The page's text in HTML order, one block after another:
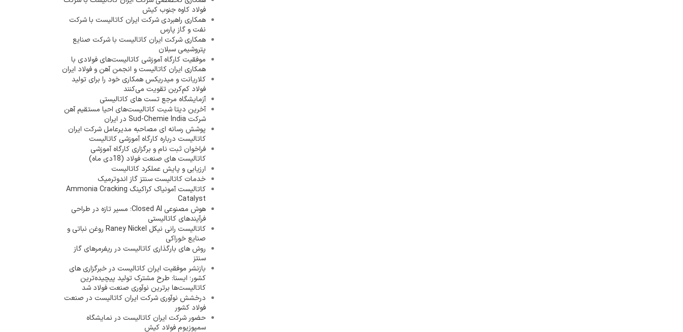
فولاد کاوه جنوب کیش
همکاری راهبردی شرکت ایران کاتالیست با شرکت
نفت و گاز پارس
همکاری شرکت ایران کاتالیست با شرکت صنایع
پتروشیمی سبلان
موفقیت کارگاه آموزشی کاتالیست‌های فولادی با
همکاری ایران کاتالیست و انجمن آهن و فولاد ایران
کلاریانت و میدریکس همکاری خود را برای تولید
فولاد کم‌کربن تقویت می‌کنند
آزمایشگاه مرجع تست های کاتالیستی
آخرین دیتا شیت کاتالیست‌های احیا مستقیم آهن
شرکت Sud-Chemie India در ایران
پوشش رسانه ای مصاحبه مدیرعامل شرکت ایران
کاتالیست درباره کارگاه آموزشی کاتالیست
فراخوان ثبت نام و برگزاری کارگاه آموزشی
کاتالیست های صنعت فولاد (18دی ماه)
ارزیابی و پایش عملکرد کاتالیست
خدمات کاتالیست سنتز گاز اندوترمیک
کاتالیست آمونیاک کراکینگ Ammonia Cracking
Catalyst
هوش مصنوعی Closed AI؛ مسیر تازه در طراحی
فرآیندهای کاتالیستی
کاتالیست رانی نیکل Raney Nickel روغن نباتی و
صنایع خوراکی
روش های بارگذاری کاتالیست در ریفرمرهای گاز
سنتز
بازنشر موفقیت ایران کاتالیست در خبرگزاری های
کشور؛ ایسنا: طرح مشترک تولید پیچیده‌ترین
کاتالیست‌ها برترین نوآوری صنعت فولاد شد
درخشش نوآوری شرکت ایران کاتالیست در صنعت
فولاد کشور
حضور شرکت ایران کاتالیست در نمایشگاه
سمپوزیوم فولاد کیش